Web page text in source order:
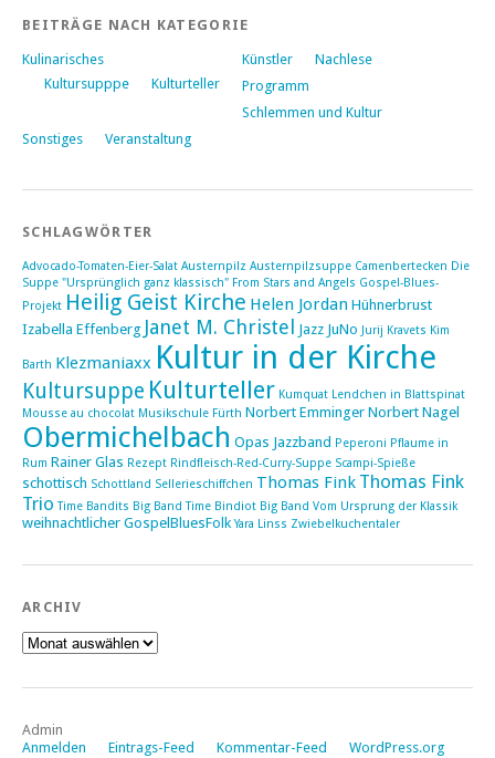
BEITRÄGE NACH KATEGORIE
Kulinarisches
Kultursupppe
Kulturteller
Künstler
Nachlese
Programm
Schlemmen und Kultur
Sonstiges
Veranstaltung
SCHLAGWÖRTER
Advocado-Tomaten-Eier-Salat Austernpilz Austernpilzsuppe Camenbertecken Die
Suppe "Ursprünglich ganz klassisch" From Stars and Angels Gospel-Blues-
Projekt Heilig Geist Kirche Helen Jordan Hühnerbrust
Izabella Effenberg Janet M. Christel Jazz JuNo Jurij Kravets Kim
Barth Klezmaniaxx Kultur in der Kirche
Kultursuppe Kulturteller Kumquat Lendchen in Blattspinat
Mousse au chocolat Musikschule Fürth Norbert Emminger Norbert Nagel
Obermichelbach Opas Jazzband Peperoni Pflaume in
Rum Rainer Glas Rezept Rindfleisch-Red-Curry-Suppe Scampi-Spieße
schottisch Schottland Sellerieschiffchen Thomas Fink Thomas Fink
Trio Time Bandits Big Band Time Bindiot Big Band Vom Ursprung der Klassik
weihnachtlicher GospelBluesFolk Yara Linss Zwiebelkuchentaler
ARCHIV
Archiv
Admin
Anmelden
Eintrags-Feed Kommentar-Feed WordPress.org